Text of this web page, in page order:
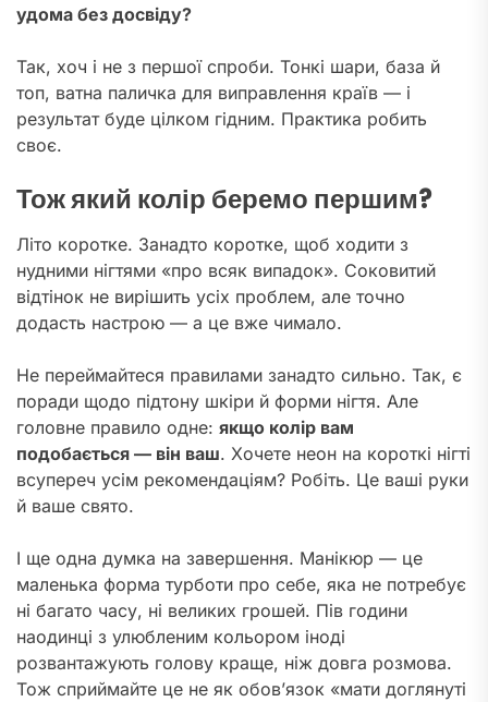
удома без досвіду?
Так, хоч і не з першої спроби. Тонкі шари, база й
топ, ватна паличка для виправлення країв — і
результат буде цілком гідним. Практика робить
своє.
Тож який колір беремо першим?
Літо коротке. Занадто коротке, щоб ходити з
нудними нігтями «про всяк випадок». Соковитий
відтінок не вирішить усіх проблем, але точно
додасть настрою — а це вже чимало.
Не переймайтеся правилами занадто сильно. Так, є
поради щодо підтону шкіри й форми нігтя. Але
головне правило одне: якщо колір вам
подобається — він ваш. Хочете неон на короткі нігті
всупереч усім рекомендаціям? Робіть. Це ваші руки
й ваше свято.
І ще одна думка на завершення. Манікюр — це
маленька форма турботи про себе, яка не потребує
ні багато часу, ні великих грошей. Пів години
наодинці з улюбленим кольором іноді
розвантажують голову краще, ніж довга розмова.
Тож сприймайте це не як обов’язок «мати доглянуті